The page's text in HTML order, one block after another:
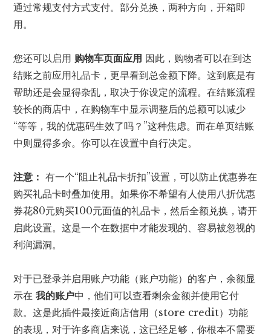
通过常规支付方式支付。部分兑换，两种方向，开箱即
用。
您还可以启用 购物车页面应用 因此，购物者可以在到达
结账之前应用礼品卡，更早看到总金额下降。这到底是有
帮助还是会显得杂乱，取决于你设定的流程。在结账流程
较长的商店中，在购物车中显示调整后的总额可以减少
“等等，我的优惠码生效了吗？”这种焦虑。而在单页结账
中则显得多余。你可以在设置中自行决定。
注意： 有一个“阻止礼品卡折扣”设置，可以防止优惠券在
购买礼品卡时叠加使用。如果你不希望有人使用八折优惠
券花80元购买100元面值的礼品卡，然后全额兑换，请开
启此设置。这是一个在数据中才能发现的、容易被忽视的
利润漏洞。
对于已登录并启用账户功能（账户功能）的客户，余额显
示在我的账户中，他们可以查看剩余金额并使用它付
款。这是此插件最接近商店信用（store credit）功能
的表现，对于许多商店来说，这已经足够，你根本不需要